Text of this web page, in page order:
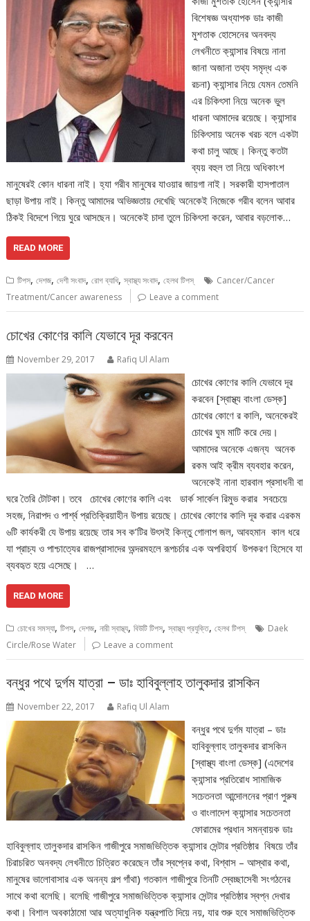
বিশেষজ্ঞ অধ্যাপক ডাঃ কাজী
মুশতাক হোসেনের অনবদ্য
লেখনীতে ক্যান্সার বিষয়ে নানা
জানা অজানা তথ্য সমৃদ্ধ এক
রচনা) ক্যান্সার নিয়ে যেমন তেমনি
এর চিকিৎসা নিয়ে অনেক ভুল
ধারনা আমাদের রয়েছে। ক্যান্সার
চিকিৎসায় অনেক খরচ বলে একটা
কথা চালু আছে। কিন্তু কতটা
ব্যয় বহুল তা নিয়ে অধিকাংশ
মানুষেরই কোন ধারনা নাই। হ্যা গরীব মানুষের যাওয়ার জায়গা নাই। সরকারী হাসপাতাল
ছাড়া উপায় নাই। কিন্তু আমাদের অভিজ্ঞতায় দেখেছি অনেকেই নিজেকে গরীব বলেন আবার
ঠিকই বিদেশে গিয়ে ঘুরে আসছেন। অনেকেই চাদা তুলে চিকিৎসা করেন, আবার বড়লোক…
READ MORE
টিপস,দেশজ,দেশী সংবাদ,রোগ ব্যাধি,স্বাস্থ্য সংবাদ,হেলথ টিপস্
Cancer/Cancer
Treatment/Cancer awareness
Leave a comment
চোখের কোণের কালি যেভাবে দূর করবেন
November 29, 2017 Rafiq Ul Alam
চোখের কোণের কালি যেভাবে দূর
করবেন [স্বাস্থ্য বাংলা ডেস্ক]
চোখের কোণে র কালি, অনেকেরই
চোখের ঘুম মাটি করে দেয়।
আমাদের অনেকে এজন্য অনেক
রকম আই ক্রীম ব্যবহার করেন,
অনেকেই নানা হারবাল প্রসাধনী বা
ঘরে তৈরি টোটকা। তবে চোখের কোণের কালি এবং ডার্ক সার্কেল রিমুভ করার সবচেয়ে
সহজ, নিরাপদ ও পার্শ্ব প্রতিক্রিয়াহীন উপায় রয়েছে। চোখের কোণের কালি দূর করার এরকম
৬টি কার্যকরী যে উপায় রয়েছে তার সব ক’টির উৎসই কিন্তু গোলাপ জল, আবহমান কাল ধরে
যা প্রাচ্য ও পাশ্চাত্যের রাজপ্রাসাদের অন্দরমহলে রূপচর্চার এক অপরিহার্য উপকরণ হিসেবে যা
ব্যবহৃত হয়ে এসেছে। …
READ MORE
চোখের সমস্যা,টিপস,দেশজ,নারী স্বাস্থ্য,বিউটি টিপস্,স্বাস্থ্য প্রযুক্তি,হেলথ টিপস্
Daek
Circle/Rose Water
Leave a comment
বন্ধুর পথে দুর্গম যাত্রা – ডাঃ হাবিবুল্লাহ তালুকদার রাসকিন
November 22, 2017 Rafiq Ul Alam
বন্ধুর পথে দুর্গম যাত্রা – ডাঃ
হাবিবুল্লাহ তালুকদার রাসকিন
[স্বাস্থ্য বাংলা ডেস্ক] (এদেশের
ক্যান্সার প্রতিরোধ সামাজিক
সচেতনতা আন্দোলনের প্রাণ পুরুষ
ও বাংলাদেশ ক্যান্সার সচেতনতা
ফোরামের প্রধান সমন্বায়ক ডাঃ
হাবিবুল্লাহ তালুকদার রাসকিন গাজীপুরে সমাজভিত্তিক ক্যান্সার সেন্টার প্রতিষ্ঠার বিষয়ে তাঁর
চিরাচরিত অনবদ্য লেখনীতে চিত্রিত করেছেন তাঁর স্বপ্নের কথা, বিশ্বাস – আস্থার কথা,
মানুষের ভালোবাসার এক অনন্য গল্প গাঁথা) গতকাল গাজীপুরে তিনটি স্বেচ্ছাসেবী সংগঠনের
সাথে কথা বলেছি। বলেছি গাজীপুরে সমাজভিত্তিক ক্যান্সার সেন্টার প্রতিষ্ঠার স্বপ্ন দেখার
কথা। বিশাল অবকাঠামো আর অত্যাধুনিক যন্ত্রপাতি দিয়ে নয়, যার শুরু হবে সমাজভিত্তিক